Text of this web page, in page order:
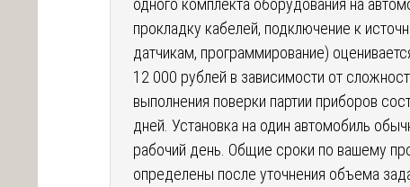
одного комплекта оборудования на
прокладку кабелей, подключение к
датчикам, программирование)
12 000 рублей в зависимости от
выполнения поверки партии приборов
дней. Установка на один автомобиль
рабочий день. Общие сроки по вашему
определены после уточнения объема